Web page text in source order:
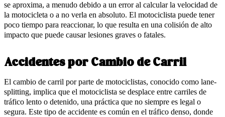
se aproxima, a menudo debido a un error al calcular la velocidad de
la motocicleta o a no verla en absoluto. El motociclista puede tener
poco tiempo para reaccionar, lo que resulta en una colisión de alto
impacto que puede causar lesiones graves o fatales.
Accidentes por Cambio de Carril
El cambio de carril por parte de motociclistas, conocido como lane-
splitting, implica que el motociclista se desplace entre carriles de
tráfico lento o detenido, una práctica que no siempre es legal o
segura. Este tipo de accidente es común en el tráfico denso, donde